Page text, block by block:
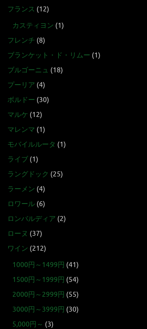
フランス (12)
カスティヨン (1)
フレンチ (8)
ブランケット・ド・リムー (1)
ブルゴーニュ (18)
プーリア (4)
ボルドー (30)
マルケ (12)
マレンマ (1)
モバイルルータ (1)
ライブ (1)
ラングドック (25)
ラーメン (4)
ロワール (6)
ロンバルディア (2)
ローヌ (37)
ワイン (212)
1000円～1499円 (41)
1500円～1999円 (54)
2000円～2999円 (55)
3000円～3999円 (30)
5,000円～ (3)